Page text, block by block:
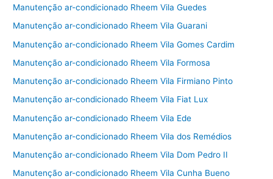
Manutenção ar-condicionado Rheem Vila Guedes
Manutenção ar-condicionado Rheem Vila Guarani
Manutenção ar-condicionado Rheem Vila Gomes Cardim
Manutenção ar-condicionado Rheem Vila Formosa
Manutenção ar-condicionado Rheem Vila Firmiano Pinto
Manutenção ar-condicionado Rheem Vila Fiat Lux
Manutenção ar-condicionado Rheem Vila Ede
Manutenção ar-condicionado Rheem Vila dos Remédios
Manutenção ar-condicionado Rheem Vila Dom Pedro II
Manutenção ar-condicionado Rheem Vila Cunha Bueno